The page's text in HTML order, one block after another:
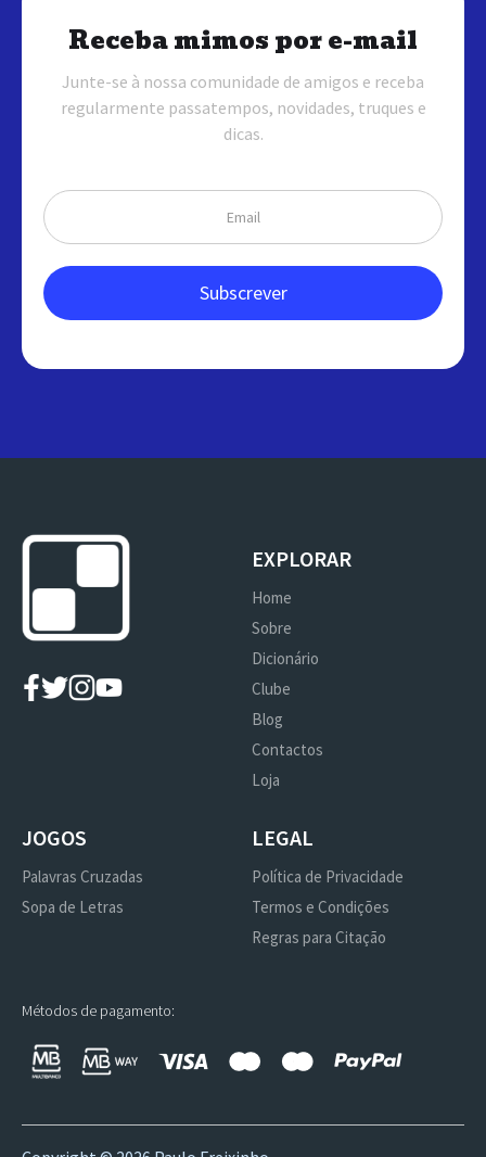
Receba mimos por e-mail
Junte-se à nossa comunidade de amigos e receba
regularmente passatempos, novidades, truques e
dicas.
EXPLORAR
Home
Sobre
Dicionário
Clube
Blog
Contactos
Loja
JOGOS
Palavras Cruzadas
Sopa de Letras
LEGAL
Política de Privacidade
Termos e Condições
Regras para Citação
Métodos de pagamento: